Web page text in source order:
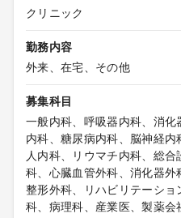
クリニック
勤務内容
外来、在宅、その他
募集科目
一般内科、呼吸器内科、消
内科、糖尿病内科、脳神経
人内科、リウマチ内科、総
科、心臓血管外科、消化器外
整形外科、リハビリテーショ
科、病理科、産業医、製薬会